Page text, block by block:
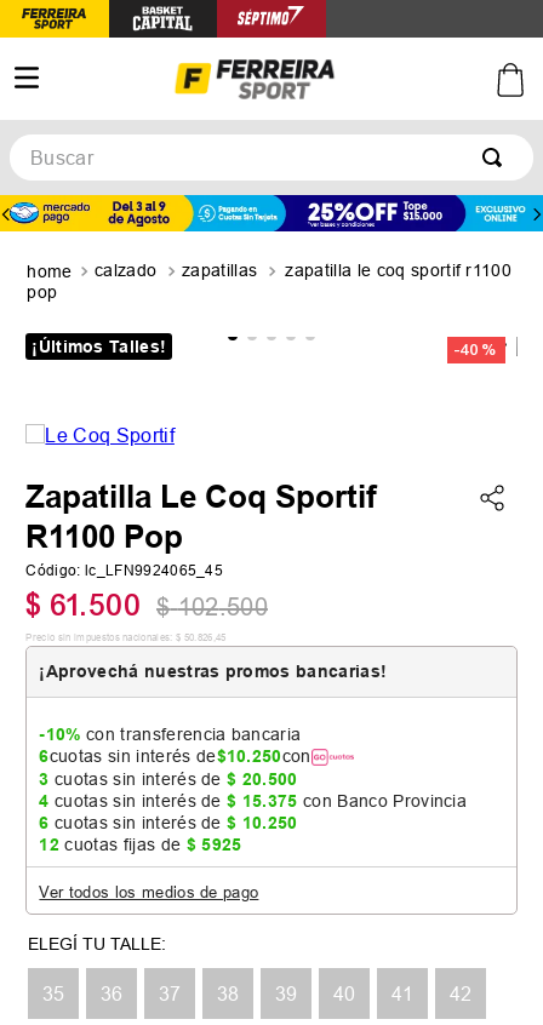
Buscar
calzado zapatillas
zapatilla le coq sportif r1100
pop
¡Últimos Talles! -40 %
Zapatilla Le Coq Sportif
R1100 Pop
Código: lc_LFN9924065_45
$ 61.500 $ 102.500
Precio sin impuestos nacionales: $ 50.826 ,45
¡Aprovechá nuestras promos bancarias!
-10% con transferencia bancaria
6cuotas sin interés de$10.250con
3 cuotas sin interés de$ 20.500
4 cuotas sin interés de$ 15.375 con Banco Provincia
6 cuotas sin interés de$ 10.250
12 cuotas fijas de $ 5925
Ver todos los medios de pago
35 36 37 38 39 40 41 42
TÉRMINOS MÁS BUSCADOS
2.